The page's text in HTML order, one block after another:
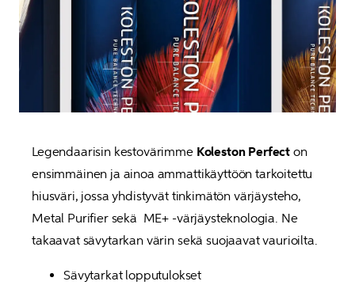
Legendaarisin kestovärimme Koleston Perfect on
ensimmäinen ja ainoa ammattikäyttöön tarkoitettu
hiusväri, jossa yhdistyvät tinkimätön värjäysteho,
Metal Purifier sekä  ME+ -värjäysteknologia. Ne
takaavat sävytarkan värin sekä suojaavat vaurioilta.
Sävytarkat lopputulokset